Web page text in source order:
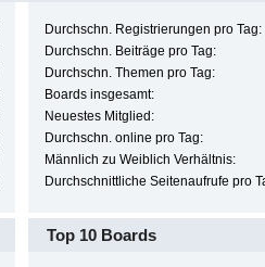
Durchschn. Registrierungen pro Tag:
Durchschn. Beiträge pro Tag:
Durchschn. Themen pro Tag:
Boards insgesamt:
Neuestes Mitglied:
Durchschn. online pro Tag:
Männlich zu Weiblich Verhältnis:
Durchschnittliche Seitenaufrufe pro
Top 10 Boards